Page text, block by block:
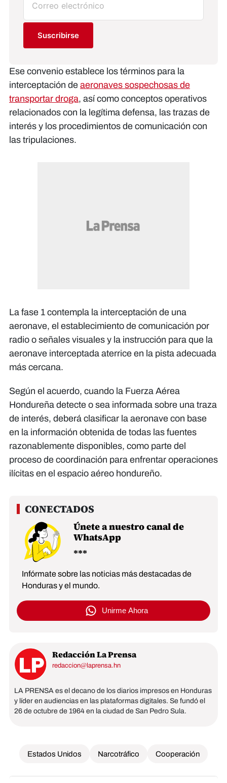
Suscribirse
Ese convenio establece los términos para la
interceptación de aeronaves sospechosas de
transportar droga, así como conceptos operativos
relacionados con la legítima defensa, las trazas de
interés y los procedimientos de comunicación con
las tripulaciones.
La fase 1 contempla la interceptación de una
aeronave, el establecimiento de comunicación por
radio o señales visuales y la instrucción para que la
aeronave interceptada aterrice en la pista adecuada
más cercana.
Según el acuerdo, cuando la Fuerza Aérea
Hondureña detecte o sea informada sobre una traza
de interés, deberá clasificar la aeronave con base
en la información obtenida de todas las fuentes
razonablemente disponibles, como parte del
proceso de coordinación para enfrentar operaciones
ilícitas en el espacio aéreo hondureño.
Únete a nuestro canal de
WhatsApp
Infórmate sobre las noticias más destacadas de
Honduras y el mundo.
Unirme Ahora
Redacción La Prensa
redaccion@laprensa.hn
LA PRENSA es el decano de los diarios impresos en Honduras
y líder en audiencias en las plataformas digitales. Se fundó el
26 de octubre de 1964 en la ciudad de San Pedro Sula.
Estados Unidos Narcotráfico Cooperación